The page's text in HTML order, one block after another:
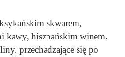
skwarem,
kawy, hiszpańskim winem.
przechadzające się po